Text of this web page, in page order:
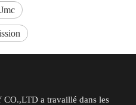
a travaillé dans les